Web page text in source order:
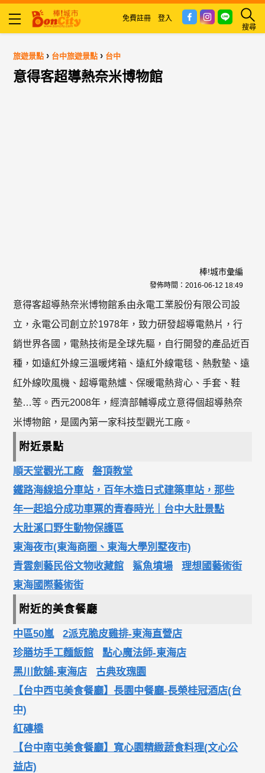
搜尋
免費註冊 登入
旅遊景點 › 台中旅遊景點 › 台中
意得客超導熱奈米博物館
棒!城市彙編
發佈時間： 2016-06-12 18:49
意得客超導熱奈米博物館系由永電工業股份有限公司設
立，永電公司創立於1978年，致力研發超導電熱片，行
銷世界各國，電熱技術是全球先驅，自行開發的產品近百
種，如遠紅外線三溫暖烤箱、遠紅外線電毯、熱敷墊、遠
紅外線吹風機、超導電熱爐、保暖電熱背心、手套、鞋
墊…等。西元2008年，經濟部輔導成立意得個超導熱奈
米博物館，是國內第一家科技型觀光工廠。
附近景點
順天堂觀光工廠
磐頂教堂
鐵路海線追分車站，百年木造日式建築車站，那些
年一起追分成功車票的青春時光｜台中大肚景點
大肚溪口野生動物保護區
東海夜市(東海商圈、東海大學別墅夜市)
青雲劍藝民俗文物收藏館
鯊魚墳場
理想國藝術街
東海國際藝術街
附近的美食餐廳
中區50嵐
2派克脆皮雞排-東海直營店
珍膳坊手工麵飯館
點心魔法師-東海店
黑川飲舖-東海店
古典玫瑰園
【台中西屯美食餐廳】長園中餐廳-長榮桂冠酒店(台
中)
紅磚橋
【台中南屯美食餐廳】寬心園精緻蔬食料理(文心公
益店)